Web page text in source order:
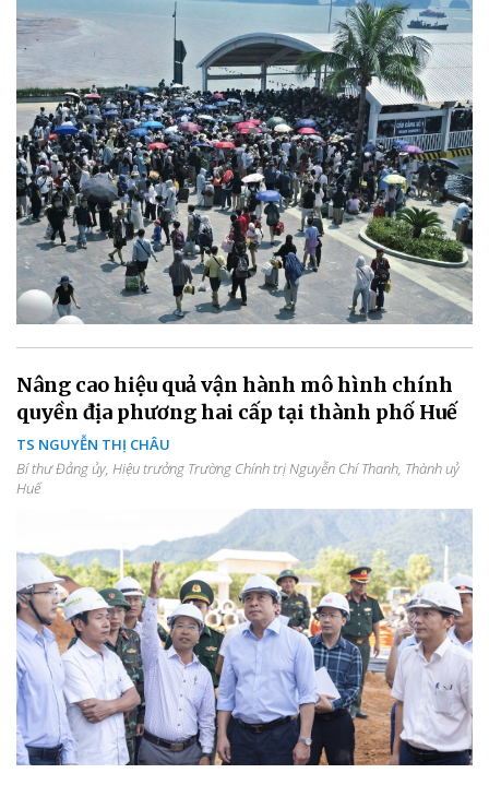
Nâng cao hiệu quả vận hành mô hình chính
quyền địa phương hai cấp tại thành phố Huế
TS NGUYỄN THỊ CHÂU
Bí thư Đảng ủy, Hiệu trưởng Trường Chính trị Nguyễn Chí Thanh, Thành uỷ
Huế